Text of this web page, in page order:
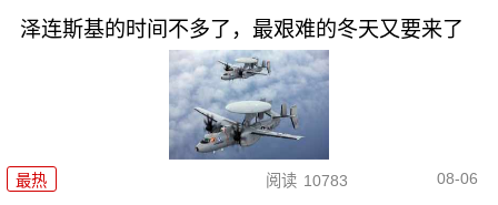
泽连斯基的时间不多了，最艰难的冬天又要来了
最热 阅读 10783 08-06